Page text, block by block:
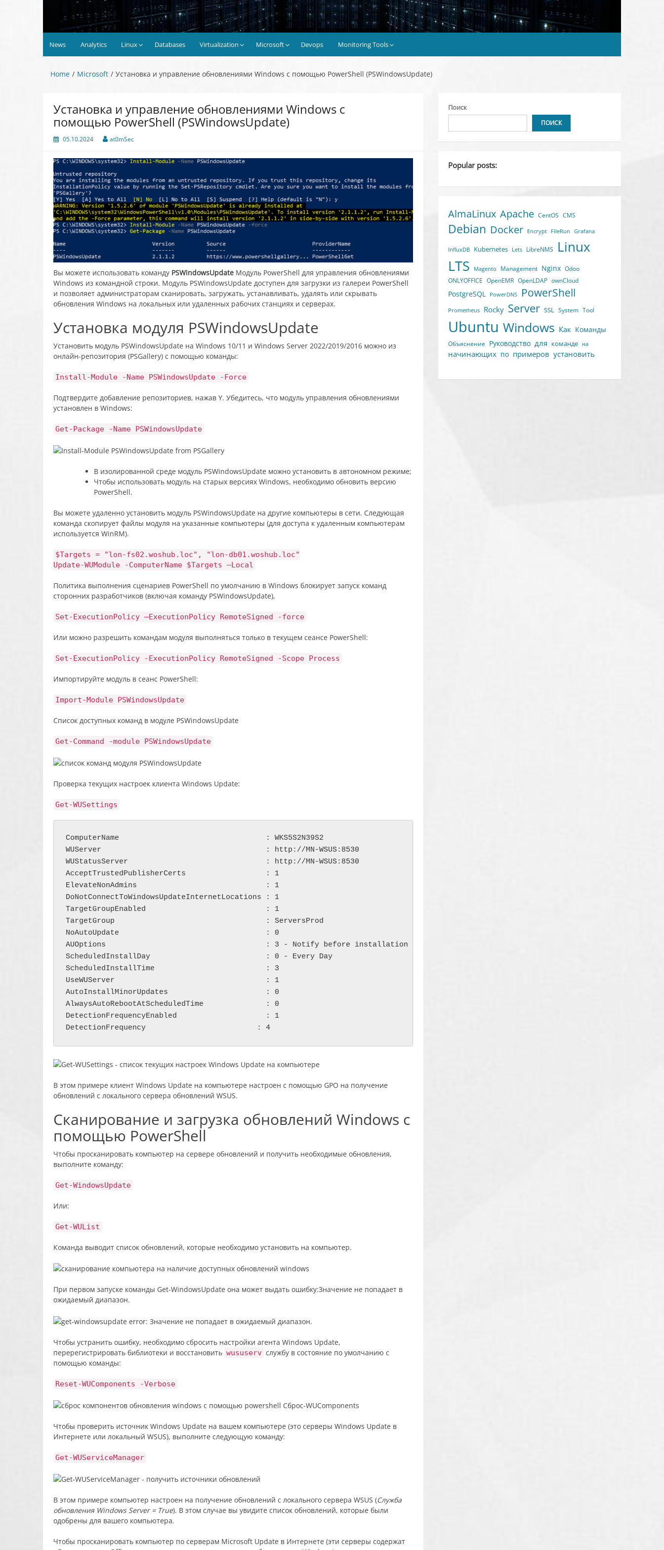
News Analytics Linux Databases Virtualization Microsoft Devops Monitoring Tools
Home Microsoft Установка и управление обновлениями Windows с помощью PowerShell (PSWindowsUpdate)
Установка и управление обновлениями Windows с
помощью PowerShell (PSWindowsUpdate)
05.10.2024 at0mSec
Вы можете использовать команду PSWindowsUpdate Модуль PowerShell для управления обновлениями
Windows из командной строки. Модуль PSWindowsUpdate доступен для загрузки из галереи PowerShell
и позволяет администраторам сканировать, загружать, устанавливать, удалять или скрывать
обновления Windows на локальных или удаленных рабочих станциях и серверах.
Установка модуля PSWindowsUpdate
Установить модуль PSWindowsUpdate на Windows 10/11 и Windows Server 2022/2019/2016 можно из
онлайн-репозитория (PSGallery) с помощью команды:
Install-Module -Name PSWindowsUpdate -Force
Подтвердите добавление репозиториев, нажав Y. Убедитесь, что модуль управления обновлениями
установлен в Windows:
Get-Package -Name PSWindowsUpdate
В изолированной среде модуль PSWindowsUpdate можно установить в автономном режиме;
Чтобы использовать модуль на старых версиях Windows, необходимо обновить версию
PowerShell.
Вы можете удаленно установить модуль PSWindowsUpdate на другие компьютеры в сети. Следующая
команда скопирует файлы модуля на указанные компьютеры (для доступа к удаленным компьютерам
используется WinRM).
$Targets = "lon-fs02.woshub.loc", "lon-db01.woshub.loc"
Update-WUModule -ComputerName $Targets –Local
Политика выполнения сценариев PowerShell по умолчанию в Windows блокирует запуск команд
сторонних разработчиков (включая команду PSWindowsUpdate),
Set-ExecutionPolicy –ExecutionPolicy RemoteSigned -force
Или можно разрешить командам модуля выполняться только в текущем сеансе PowerShell:
Set-ExecutionPolicy -ExecutionPolicy RemoteSigned -Scope Process
Импортируйте модуль в сеанс PowerShell:
Import-Module PSWindowsUpdate
Список доступных команд в модуле PSWindowsUpdate
Get-Command -module PSWindowsUpdate
Проверка текущих настроек клиента Windows Update:
Get-WUSettings
ComputerName                                 : WKS5S2N39S2
WUServer                                     : http://MN-WSUS:8530
WUStatusServer                               : http://MN-WSUS:8530
AcceptTrustedPublisherCerts                  : 1
ElevateNonAdmins                             : 1
DoNotConnectToWindowsUpdateInternetLocations : 1
TargetGroupEnabled                           : 1
TargetGroup                                  : ServersProd
NoAutoUpdate                                 : 0
AUOptions                                    : 3 - Notify before installation
ScheduledInstallDay                          : 0 - Every Day
ScheduledInstallTime                         : 3
UseWUServer                                  : 1
AutoInstallMinorUpdates                      : 0
AlwaysAutoRebootAtScheduledTime              : 0
DetectionFrequencyEnabled                    : 1
В этом примере клиент Windows Update на компьютере настроен с помощью GPO на получение
обновлений с локального сервера обновлений WSUS.
Сканирование и загрузка обновлений Windows с
помощью PowerShell
Чтобы просканировать компьютер на сервере обновлений и получить необходимые обновления,
выполните команду:
Get-WindowsUpdate
Или:
Get-WUList
Команда выводит список обновлений, которые необходимо установить на компьютер.
При первом запуске команды Get-WindowsUpdate она может выдать ошибку:Значение не попадает в
ожидаемый диапазон.
Чтобы устранить ошибку, необходимо сбросить настройки агента Windows Update,
перерегистрировать библиотеки и восстановить wususerv службу в состояние по умолчанию с
помощью команды:
Reset-WUComponents -Verbose
Чтобы проверить источник Windows Update на вашем компьютере (это серверы Windows Update в
Интернете или локальный WSUS), выполните следующую команду:
Get-WUServiceManager
В этом примере компьютер настроен на получение обновлений с локального сервера WSUS (Служба
обновления Windows Server = True). В этом случае вы увидите список обновлений, которые были
одобрены для вашего компьютера.
Чтобы просканировать компьютер по серверам Microsoft Update в Интернете (эти серверы содержат
Поиск
ПОИСК
Popular posts:
AlmaLinux Apache CentOS CMS
Debian Docker Encrypt FileRun Grafana
InfluxDB Kubernetes Lets LibreNMS Linux
LTS Magento Management Nginx Odoo
ONLYOFFICE OpenEMR OpenLDAP ownCloud
PostgreSQL PowerDNS PowerShell
Prometheus Rocky Server SSL System Tool
Ubuntu Windows Как Команды
Объяснение Руководство для команде на
начинающих по примеров установить